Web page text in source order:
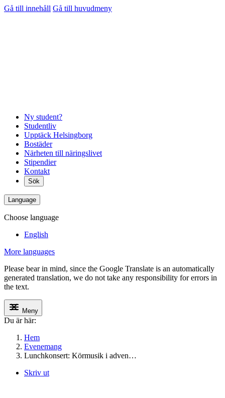
Gå till innehåll Gå till huvudmeny
Ny student?
Studentliv
Upptäck Helsingborg
Bostäder
Närheten till näringslivet
Stipendier
Kontakt
Sök
Language
Choose language
English
More languages
Please bear in mind, since the Google Translate is an automatically
generated translation, we do not take any responsibility for errors in
the text.
Meny
Du är här:
Hem
Evenemang
Lunchkonsert: Körmusik i adven…
Skriv ut